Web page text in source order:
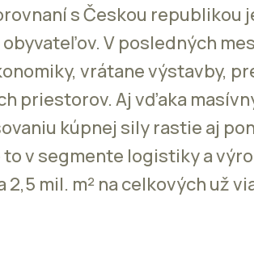
s Českou republikou
V posledných
vrátane výstavby,
priestorov. Aj vďaka
kúpnej sily rastie aj
v segmente logistiky a
mil. m² na celkových už